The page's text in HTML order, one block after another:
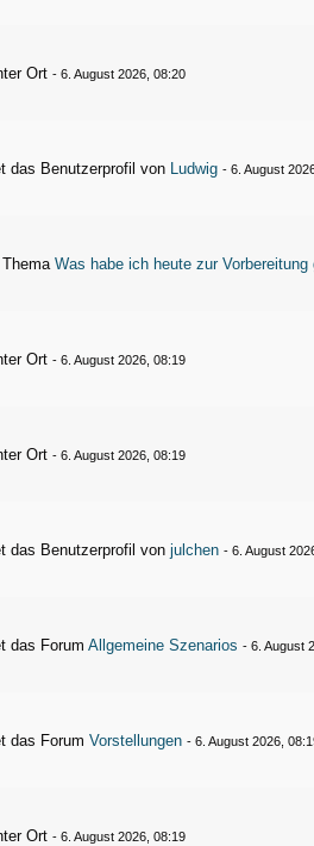
Ort-6. August 2026, 08:20
das Benutzerprofil von Ludwig -6. August
ThemaWas habe ich heute zur
Ort-6. August 2026, 08:19
Ort-6. August 2026, 08:19
das Benutzerprofil vonjulchen -6. August
das ForumAllgemeine Szenarios -6. August
das ForumVorstellungen -6. August 2026,
Ort-6. August 2026, 08:19